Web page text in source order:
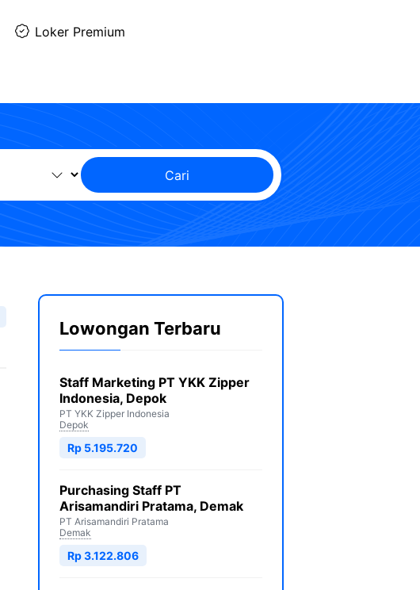
Loker Premium
Cari
Lowongan Terbaru
Staff Marketing PT YKK Zipper
Indonesia, Depok
PT YKK Zipper Indonesia
Depok
Rp 5.195.720
Purchasing Staff PT
Arisamandiri Pratama, Demak
PT Arisamandiri Pratama
Demak
Rp 3.122.806